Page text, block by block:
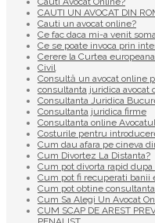
CAUTI UN AVOCAT DIN
Cauti un avocat online?
Ce fac daca mi-a venit
Ce se poate invoca prin
Cerere la Curtea
Civil
Consultă un avocat online
consultanta juridica avocat
Consultanta Juridica
Consultanta juridica firme
Consultanta online
Costurile pentru
Cum dau afara pe cineva
Cum Divortez La Distanta?
Cum pot divorta rapid
Cum pot fi recuperati banii
Cum pot obtine
Cum Sa Alegi Un Avocat
CUM SCAP DE AREST